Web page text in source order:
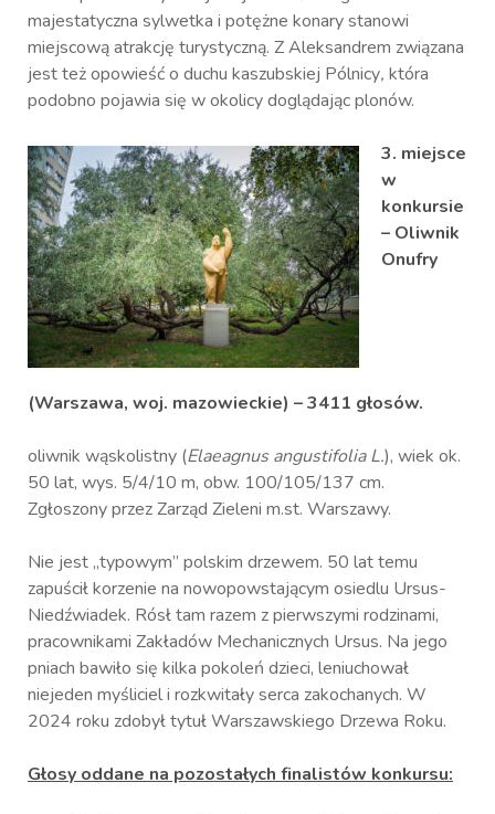
majestatyczna sylwetka i potężne konary stanowi
miejscową atrakcję turystyczną. Z Aleksandrem związana
jest też opowieść o duchu kaszubskiej Pólnicy, która
podobno pojawia się w okolicy doglądając plonów.
3. miejsce
w
konkursie
– Oliwnik
Onufry
(Warszawa, woj. mazowieckie) – 3411 głosów.
oliwnik wąskolistny (Elaeagnus angustifolia L.), wiek ok.
50 lat, wys. 5/4/10 m, obw. 100/105/137 cm.
Zgłoszony przez Zarząd Zieleni m.st. Warszawy.
Nie jest „typowym” polskim drzewem. 50 lat temu
zapuścił korzenie na nowopowstającym osiedlu Ursus-
Niedźwiadek. Rósł tam razem z pierwszymi rodzinami,
pracownikami Zakładów Mechanicznych Ursus. Na jego
pniach bawiło się kilka pokoleń dzieci, leniuchował
niejeden myśliciel i rozkwitały serca zakochanych. W
2024 roku zdobył tytuł Warszawskiego Drzewa Roku.
Głosy oddane na pozostałych finalistów konkursu: